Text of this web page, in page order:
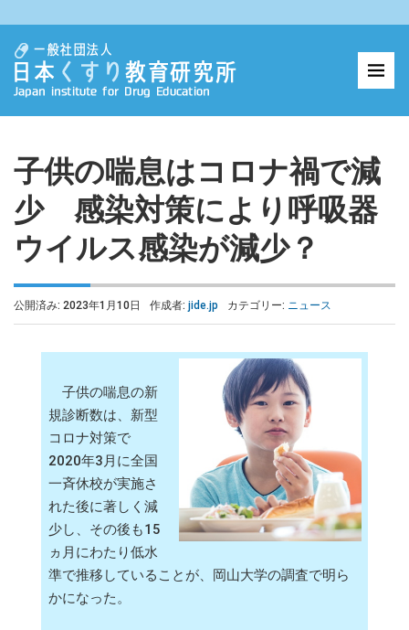
子供の喘息はコロナ禍で減
少 感染対策により呼吸器
ウイルス感染が減少？
公開済み: 2023年1月10日 作成者: jide.jp カテゴリー: ニュース
子供の喘息の新
規診断数は、新型
コロナ対策で
2020年3月に全国
一斉休校が実施さ
れた後に著しく減
少し、その後も15
ヵ月にわたり低水
準で推移していることが、岡山大学の調査で明ら
かになった。